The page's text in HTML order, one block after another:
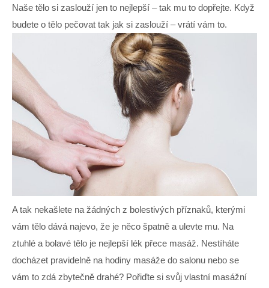
Naše tělo si zaslouží jen to nejlepší – tak mu to dopřejte. Když
budete o tělo pečovat tak jak si zaslouží – vrátí vám to.
A tak nekašlete na žádných z bolestivých příznaků, kterými
vám tělo dává najevo, že je něco špatně a ulevte mu. Na
ztuhlé a bolavé tělo je nejlepší lék přece masáž. Nestíháte
docházet pravidelně na hodiny masáže do salonu nebo se
vám to zdá zbytečně drahé? Pořiďte si svůj vlastní masážní